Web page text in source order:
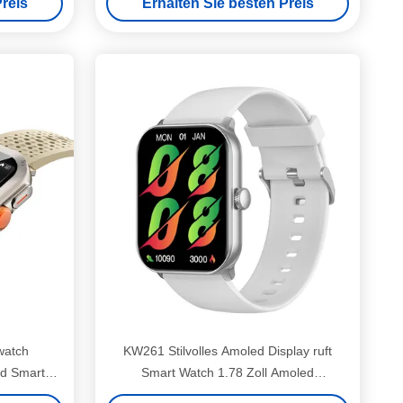
Erhalten Sie besten Preis
Smart
KW261 Stilvolles Amoled Display ruft
Smart Watch 1.78 Zoll Amoled
Smartwatch